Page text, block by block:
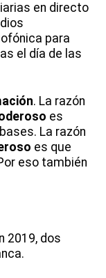
en directo
para
el día de las
. La razón
es
La razón
es que
eso también
2019, dos